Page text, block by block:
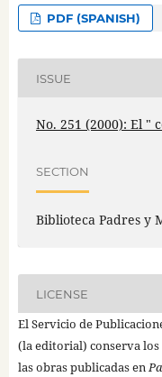
PDF (SPANISH)
ISSUE
No. 251 (2000): El "
SECTION
Biblioteca Padres y
LICENSE
El Servicio de
(la editorial) conserva
las obras publicadas en